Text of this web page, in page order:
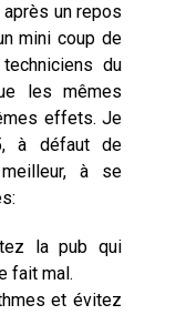
après un repos
mini coup de
du
les mêmes
effets. Je
à défaut de
à se
la pub qui
fait mal.
et évitez